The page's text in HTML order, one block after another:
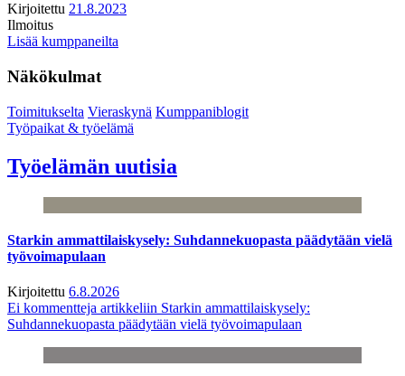
Kirjoitettu 21.8.2023
Ilmoitus
Lisää kumppaneilta
Näkökulmat
Toimitukselta Vieraskynä Kumppaniblogit
Työpaikat & työelämä
Työelämän uutisia
Starkin ammattilaiskysely: Suhdannekuopasta päädytään vielä
työvoimapulaan
Kirjoitettu 6.8.2026
Ei kommentteja artikkeliin Starkin ammattilaiskysely:
Suhdannekuopasta päädytään vielä työvoimapulaan